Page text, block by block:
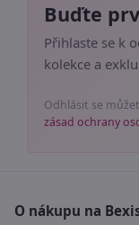
Buďte
Přihlaste se k
kolekce a
Odhlásit se
zásad ochrany
O nákupu na